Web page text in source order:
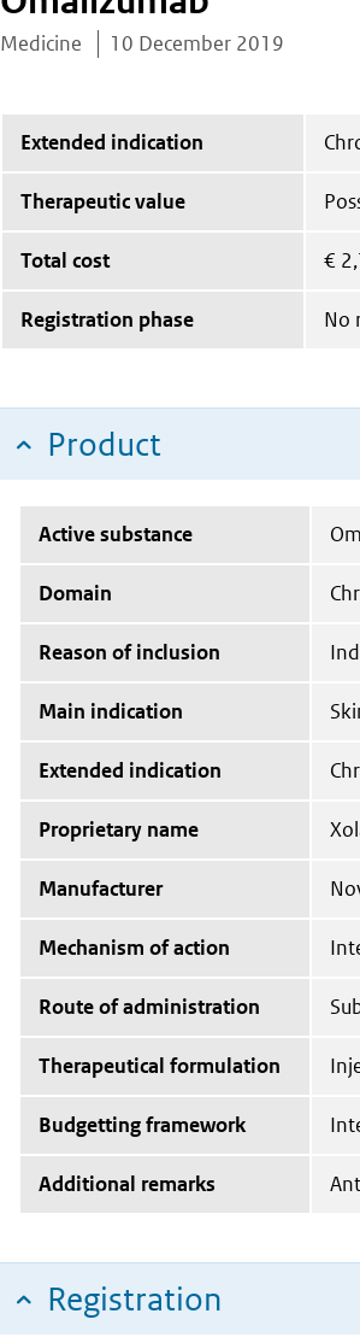
Medicine 10 December 2019
Extended indication
Therapeutic value
Total cost €
Registration phase No
Product
Active substance
Domain
Reason of inclusion
Main indication
Extended indication
Proprietary name
Manufacturer
Mechanism of action
Route of administration
Therapeutical formulation
Budgetting framework
Additional remarks
Registration